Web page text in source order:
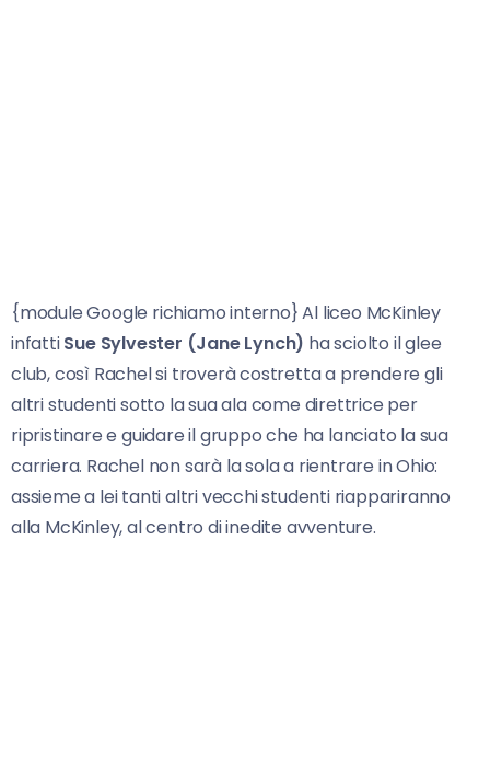
{module Google richiamo interno} Al liceo McKinley
infattiSue Sylvester (Jane Lynch) ha sciolto il glee
club, così Rachel si troverà costretta a prendere gli
altri studenti sotto la sua ala come direttrice per
ripristinare e guidare il gruppo che ha lanciato la sua
carriera. Rachel non sarà la sola a rientrare in Ohio:
assieme a lei tanti altri vecchi studenti riappariranno
alla McKinley, al centro di inedite avventure.